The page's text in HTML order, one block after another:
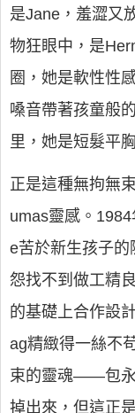
是Jane，羞澀又
物狂眼中，是
圈，她是軟性性
嗓音帶著孩童般
里，她是短髮平
正是這種無拘無
umas靈感。
e苦於新生孩子
怨找不到做工精
的基礎上合作設
ag精緻得一絲不
束的靈魂——包永
掉出來，但這正